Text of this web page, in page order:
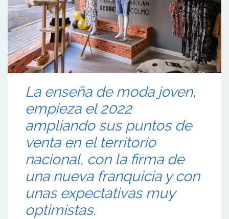
La enseña de moda joven,
empieza el 2022
ampliando sus puntos de
venta en el territorio
nacional, con la firma de
una nueva franquicia y con
unas expectativas muy
optimistas.